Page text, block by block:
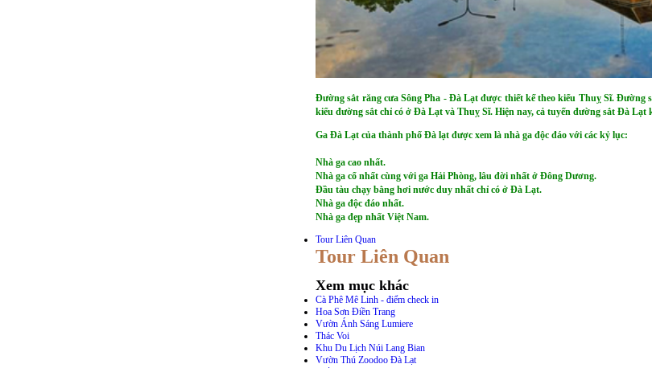
Đường sắt răng cưa Sông Pha - Đà Lạt được thiết kế theo kiểu Thuỵ Sĩ. Đường
kiểu đường sắt chỉ có ở Đà Lạt và Thuỵ Sĩ. Hiện nay, cả tuyến đường sắt Đà Lạt
Ga Đà Lạt của thành phố Đà lạt được xem là nhà ga độc đáo với các kỷ lục:
Nhà ga cao nhất.
Nhà ga cổ nhất cùng với ga Hải Phòng, lâu đời nhất ở Đông Dương.
Đầu tàu chạy bằng hơi nước duy nhất chỉ có ở Đà Lạt.
Nhà ga độc đáo nhất.
Nhà ga đẹp nhất Việt Nam.
Tour Liên Quan
Tour Liên Quan
Xem mục khác
Cà Phê Mê Linh - điểm check in
Hoa Sơn Điền Trang
Vườn Ánh Sáng Lumiere
Thác Voi
Khu Du Lịch Núi Lang Bian
Vườn Thú Zoodoo Đà Lạt